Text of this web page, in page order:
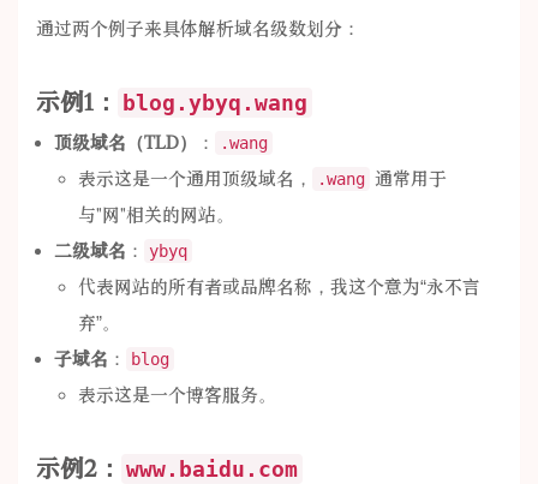
通过两个例子来具体解析域名级数划分：
示例1： blog.ybyq.wang
顶级域名（TLD） ： .wang
表示这是一个通用顶级域名， .wang 通常用于
与"网"相关的网站。
二级域名 ： ybyq
代表网站的所有者或品牌名称，我这个意为“永不言
弃”。
子域名 ： blog
表示这是一个博客服务。
示例2： www.baidu.com